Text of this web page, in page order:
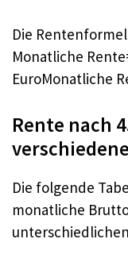
Die
Monatliche
EuroMonatliche
Rente nach
Die folgende
monatliche